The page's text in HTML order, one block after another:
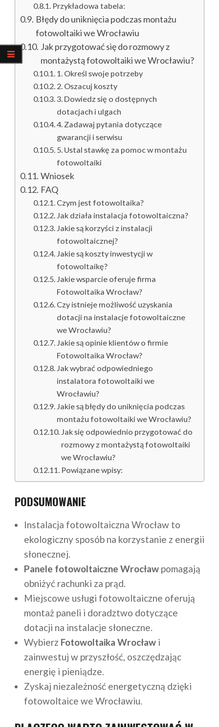
Przykładowa tabela:
Błędy do uniknięcia podczas montażu
fotowoltaiki we Wrocławiu
Jak przygotować się do rozmowy z
montażystą fotowoltaiki we Wrocławiu?
1. Określ swoje potrzeby
2. Oszacuj koszty
3. Dowiedz się o dostępnych
dotacjach i ulgach
4. Zadawaj pytania dotyczące
gwarancji i serwisu
5. Ustal stawkę za pomoc w montażu
fotowoltaiki
Wniosek
FAQ
Czym jest fotowoltaika?
Jak działa instalacja fotowoltaiczna?
Jakie są korzyści z instalacji
fotowoltaicznej?
Jakie są koszty inwestycji w
fotowoltaikę?
Jakie wsparcie oferuje firma
Fotowoltaika Wrocław?
Czy istnieje możliwość uzyskania
dotacji na instalacje fotowoltaiczne
we Wrocławiu?
Jakie są opinie klientów o firmie
Fotowoltaika Wrocław?
Jak wybrać odpowiedniego
instalatora fotowoltaiki we
Wrocławiu?
Jakie są błędy do uniknięcia podczas
montażu fotowoltaiki we Wrocławiu?
Jak się odpowiednio przygotować do
rozmowy z montażystą fotowoltaiki
we Wrocławiu?
Powiązane wpisy:
PODSUMOWANIE
Instalacja fotowoltaiczna Wrocław to
ekologiczny sposób na korzystanie z energii
słonecznej.
Panele fotowoltaiczne Wrocław pomagają
obniżyć rachunki za prąd.
Miejscowe usługi fotowoltaiczne oferują
montaż paneli i doradztwo dotyczące
dotacji na instalacje słoneczne.
Wybierz Fotowoltaika Wrocław i
zainwestuj w przyszłość, oszczędzając
energię i pieniądze.
Zyskaj niezależność energetyczną dzięki
fotowoltaice we Wrocławiu.